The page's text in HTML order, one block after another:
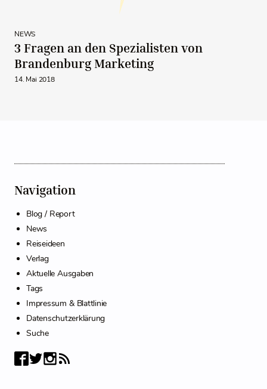
NEWS
3 Fragen an den Spezialisten von
Brandenburg Marketing
14. Mai 2018
Navigation
Blog / Report
News
Reiseideen
Verlag
Aktuelle Ausgaben
Tags
Impressum & Blattlinie
Datenschutzerklärung
Suche